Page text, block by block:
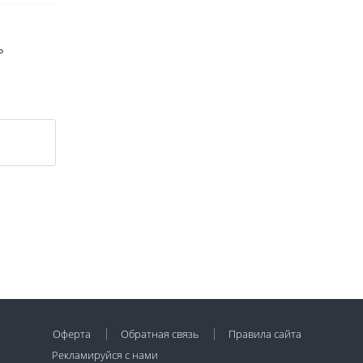
Оферта Обратная связь
Правила сайта
Рекламируйся с нами